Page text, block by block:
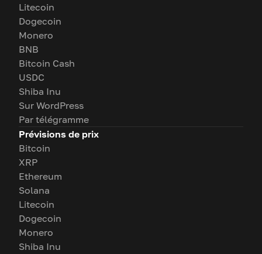
Litecoin
Dogecoin
Monero
BNB
Bitcoin Cash
USDC
Shiba Inu
Sur WordPress
Par télégramme
Prévisions de prix
Bitcoin
XRP
Ethereum
Solana
Litecoin
Dogecoin
Monero
Shiba Inu